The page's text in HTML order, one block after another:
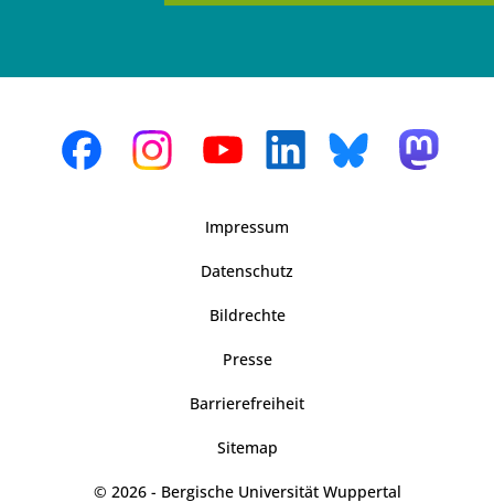
Impressum
Datenschutz
Bildrechte
Presse
Barrierefreiheit
Sitemap
© 2026 - Bergische Universität Wuppertal